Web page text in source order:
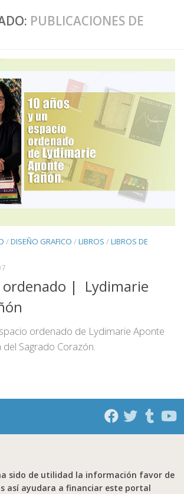
PUBLICACIONES DE
/DISEÑO GRAFICO /LIBROS /LIBROS DE
ordenado | Lydimarie
ordenado de Lydimarie Aponte
Sagrado Corazón.
sido de utilidad la información favor de
así ayudara a financiar este portal